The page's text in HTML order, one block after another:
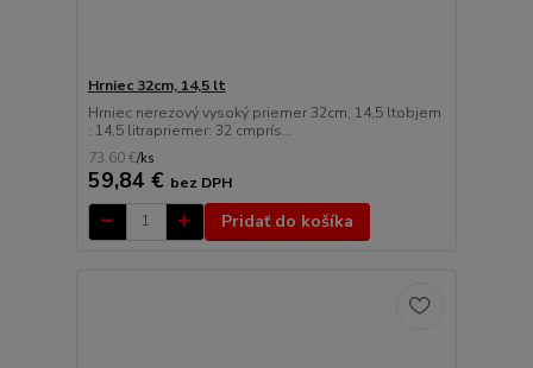
Hrniec 32cm, 14,5 lt
Hrniec nerezový vysoký priemer 32cm, 14,5 ltobjem
: 14,5 litrapriemer: 32 cmprís...
73,60 €/ks
59,84 € bez DPH
Pridať do košíka